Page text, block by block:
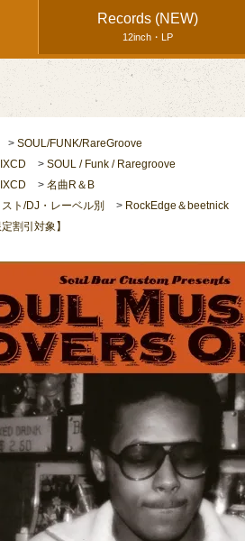
Records (NEW)
12inch・LP
> SOUL/FUNK/RareGroove
> SOUL / Funk / Raregroove
> 名曲R＆B
ト/DJ・レーベル別 > RockEdge＆beetnick
定割引対象】